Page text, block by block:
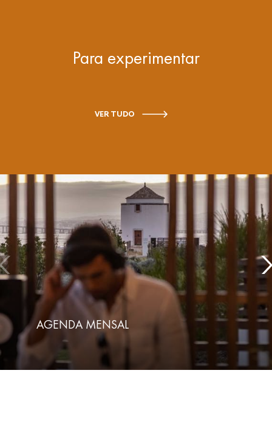
Para experimentar
VER TUDO
AGENDA MENSAL